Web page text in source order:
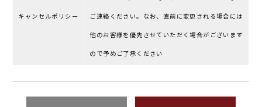
キャンセルポリシー ご連絡ください。なお、直前に変更される場合には
他のお客様を優先させていただく場合がございます
ので予めご了承ください